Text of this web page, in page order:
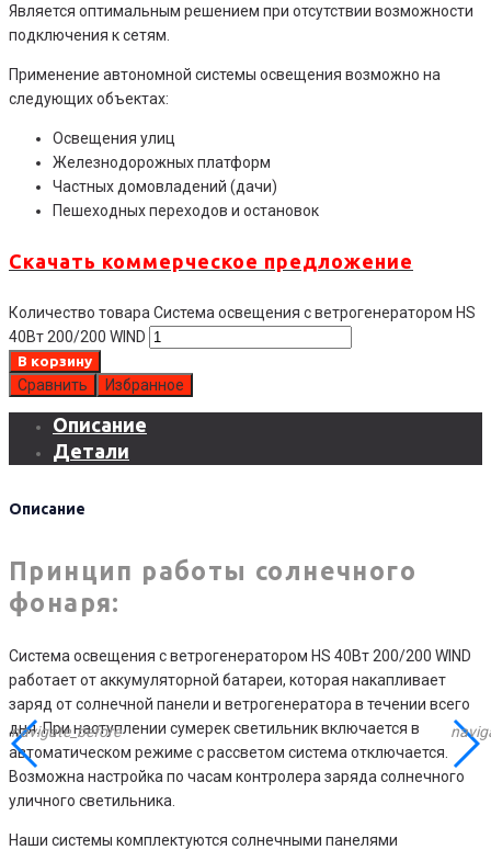
Является оптимальным решением при отсутствии возможности
подключения к сетям.
Применение автономной системы освещения возможно на
следующих объектах:
Освещения улиц
Железнодорожных платформ
Частных домовладений (дачи)
Пешеходных переходов и остановок
Скачать коммерческое предложение
Количество товара Система освещения с ветрогенератором HS
40Вт 200/200 WIND
В корзину
Сравнить Избранное
Описание
Детали
Описание
Принцип работы солнечного
фонаря:
Система освещения с ветрогенератором HS 40Вт 200/200 WIND
работает от аккумуляторной батареи, которая накапливает
заряд от солнечной панели и ветрогенератора в течении всего
дня. При наступлении сумерек светильник включается в
автоматическом режиме с рассветом система отключается.
Возможна настройка по часам контролера заряда солнечного
уличного светильника.
Наши системы комплектуются солнечными панелями
navigate_before